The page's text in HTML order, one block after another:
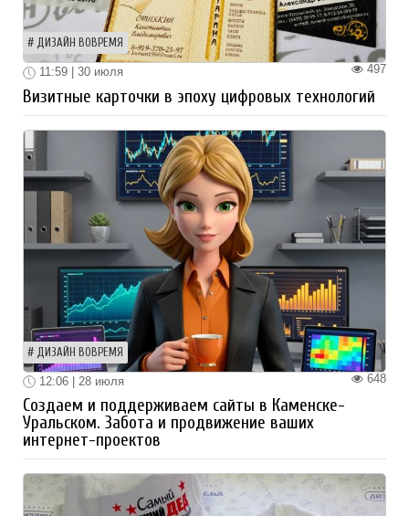
ДИЗАЙН ВОВРЕМЯ
497
11:59 | 30 июля
Визитные карточки в эпоху цифровых технологий
ДИЗАЙН ВОВРЕМЯ
648
12:06 | 28 июля
Создаем и поддерживаем сайты в Каменске-
Уральском. Забота и продвижение ваших
интернет-проектов